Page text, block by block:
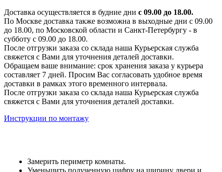
Доставка осуществляется в будние дни с 09.00 до 18.00.
По Москве доставка также возможна в выходные дни с 09.00
до 18.00, по Московской области и Санкт-Петербургу - в
субботу с 09.00 до 18.00.
После отгрузки заказа со склада наша Курьерская служба
свяжется с Вами для уточнения деталей доставки.
Обращаем ваше внимание: срок хранения заказа у курьера
составляет 7 дней. Просим Вас согласовать удобное время
доставки в рамках этого временного интервала.
После отгрузки заказа со склада наша Курьерская служба
свяжется с Вами для уточнения деталей доставки.
Инструкции по монтажу
Замерить периметр комнаты.
Уменьшить полученную цифру на ширину двери и